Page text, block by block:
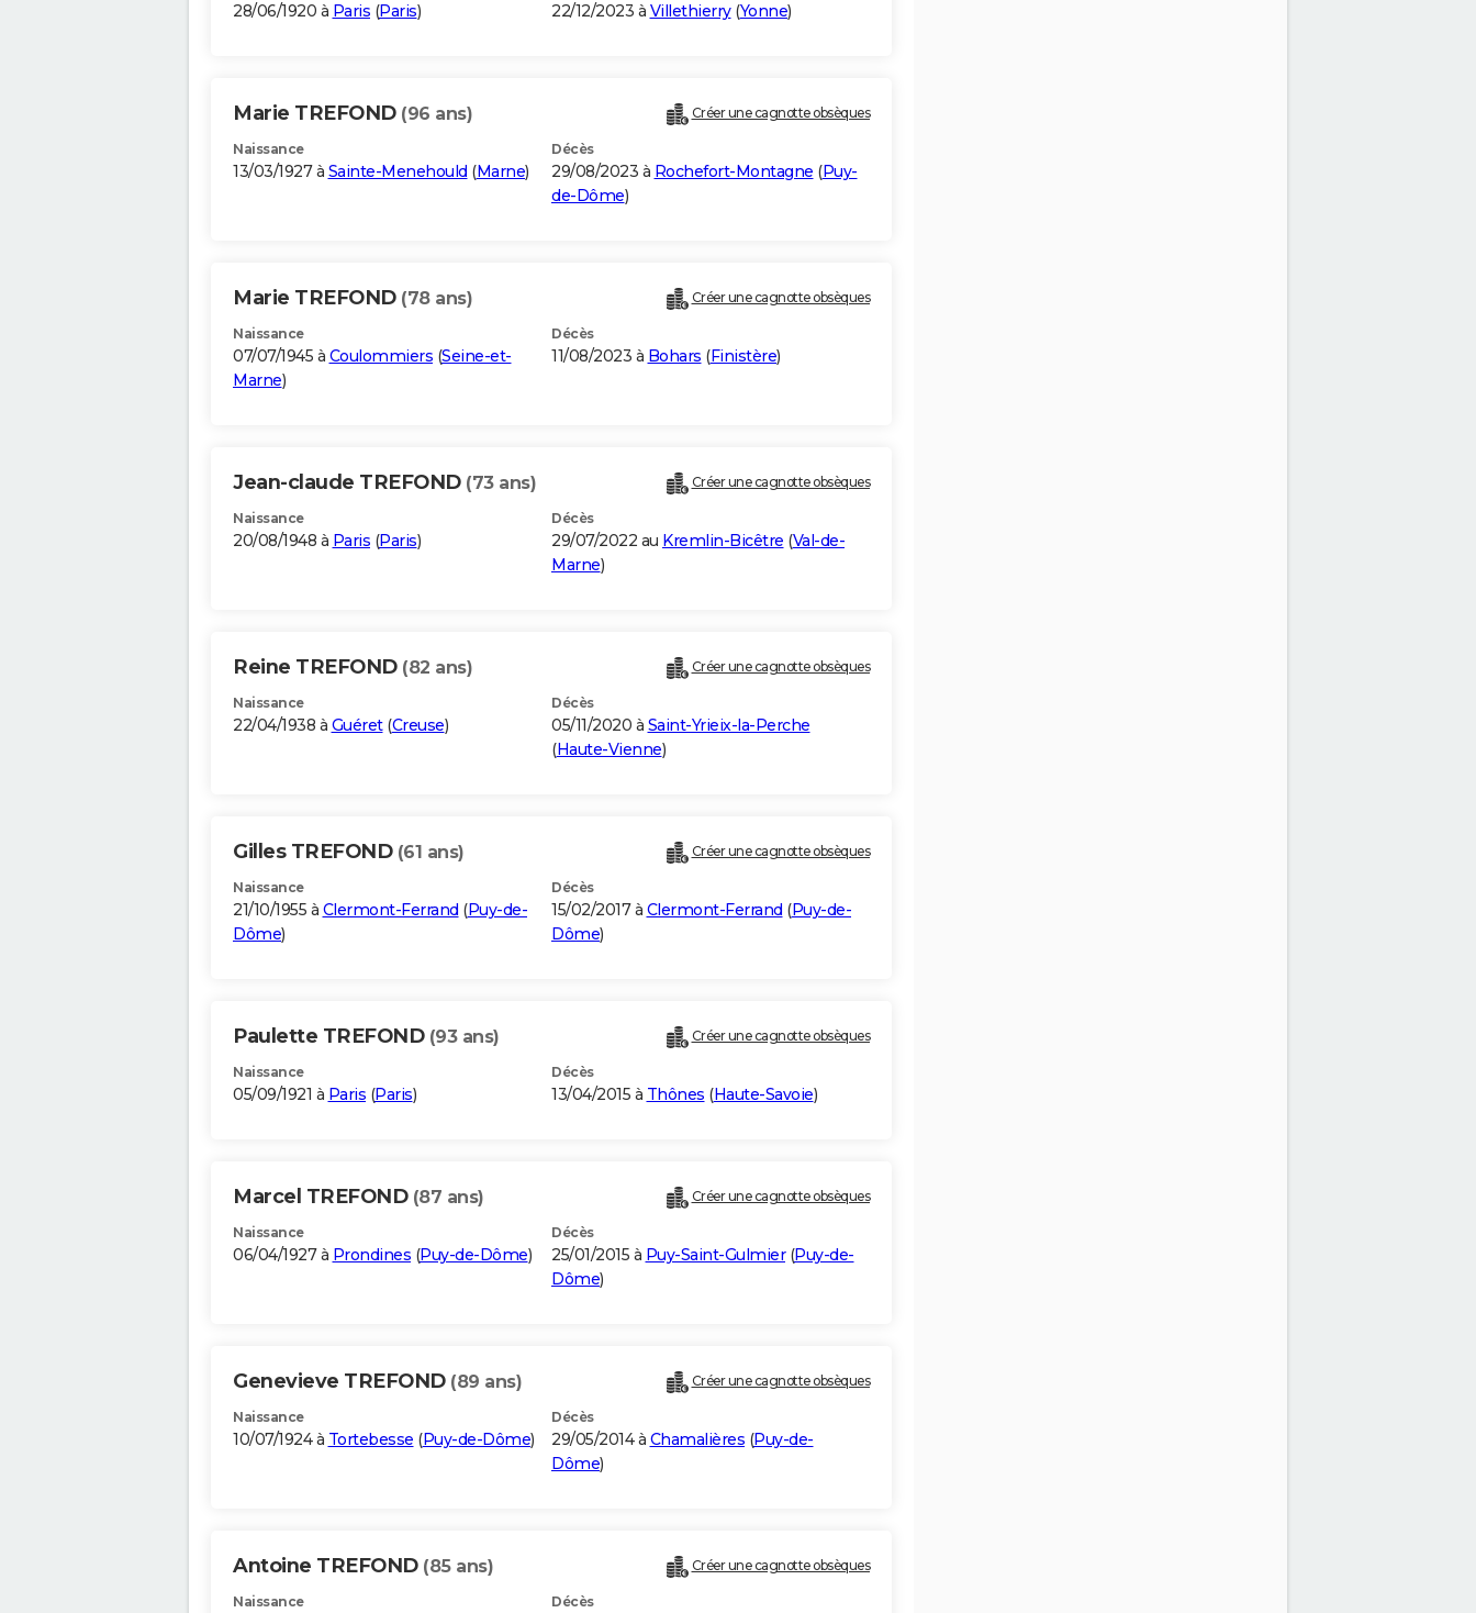
28/06/1920 à Paris (Paris) 22/12/2023 à Villethierry(Yonne)
Marie TREFOND (96 ans) Créer une cagnotte obsèques
Naissance
13/03/1927 à Sainte-Menehould (Marne)
Décès
29/08/2023 à Rochefort-Montagne (Puy-
de-Dôme)
Marie TREFOND (78 ans) Créer une cagnotte obsèques
Naissance
07/07/1945 à Coulommiers (Seine-et-
Marne)
Décès
11/08/2023 à Bohars (Finistère)
Jean-claude TREFOND (73 ans) Créer une cagnotte obsèques
Naissance
20/08/1948 à Paris (Paris)
Décès
29/07/2022 au Kremlin-Bicêtre (Val-de-
Marne)
Reine TREFOND (82 ans) Créer une cagnotte obsèques
Naissance
22/04/1938 à Guéret(Creuse)
Décès
05/11/2020 à Saint-Yrieix-la-Perche
(Haute-Vienne)
Gilles TREFOND (61 ans) Créer une cagnotte obsèques
Naissance
21/10/1955 à Clermont-Ferrand (Puy-de-
Dôme)
Décès
15/02/2017 à Clermont-Ferrand (Puy-de-
Dôme)
Paulette TREFOND (93 ans) Créer une cagnotte obsèques
Naissance
05/09/1921 à Paris (Paris)
Décès
13/04/2015 à Thônes (Haute-Savoie)
Marcel TREFOND (87 ans) Créer une cagnotte obsèques
Naissance
06/04/1927 à Prondines (Puy-de-Dôme)
Décès
25/01/2015 à Puy-Saint-Gulmier(Puy-de-
Dôme)
Genevieve TREFOND (89 ans) Créer une cagnotte obsèques
Naissance
10/07/1924 à Tortebesse (Puy-de-Dôme)
Décès
29/05/2014 à Chamalières (Puy-de-
Dôme)
Antoine TREFOND (85 ans) Créer une cagnotte obsèques
Naissance Décès